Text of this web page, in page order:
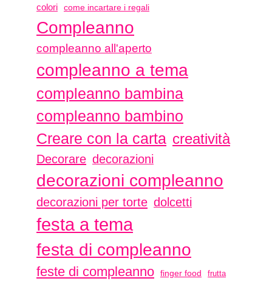
colori come incartare i regali
Compleanno
compleanno all'aperto
compleanno a tema
compleanno bambina
compleanno bambino
Creare con la carta creatività
Decorare decorazioni
decorazioni compleanno
decorazioni per torte dolcetti
festa a tema
festa di compleanno
feste di compleanno finger food frutta